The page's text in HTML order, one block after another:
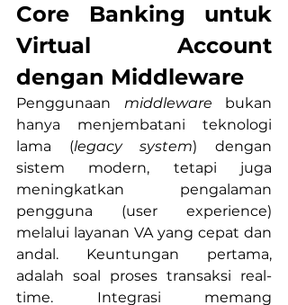
Core Banking untuk
Virtual Account
dengan Middleware
Penggunaan middleware bukan
hanya menjembatani teknologi
lama (legacy system) dengan
sistem modern, tetapi juga
meningkatkan pengalaman
pengguna (user experience)
melalui layanan VA yang cepat dan
andal. Keuntungan pertama,
adalah soal proses transaksi real-
time. Integrasi memang